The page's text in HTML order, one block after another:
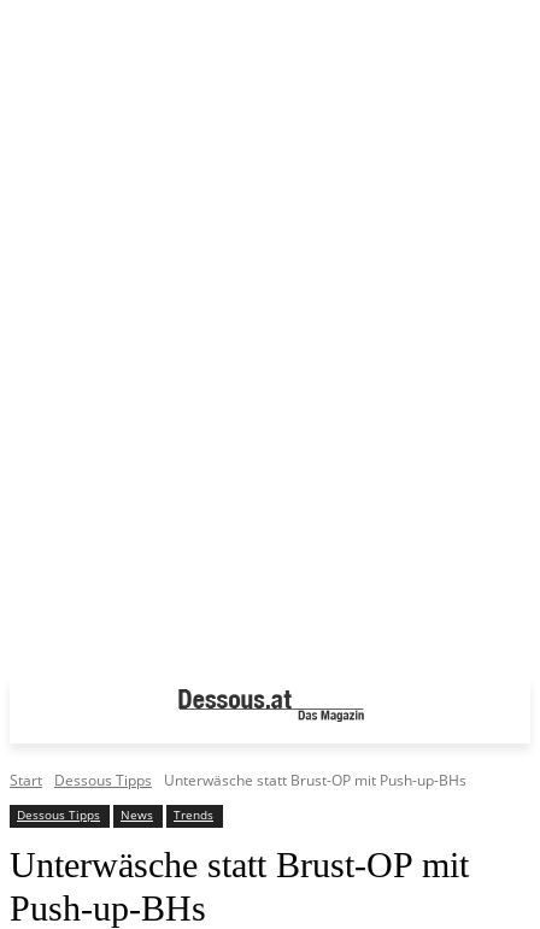
Start Dessous Tipps Unterwäsche statt Brust-OP mit Push-up-BHs
Dessous Tipps News Trends
Unterwäsche statt Brust-OP mit
Push-up-BHs